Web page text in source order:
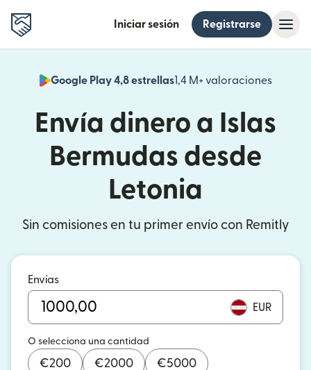
Iniciar sesión Registrarse
Google Play 4,8 estrellas1,4 M+ valoraciones
(se
Envía dinero a Islas
Bermudas desde
Letonia
Sin comisiones en tu primer envío con Remitly
Envías
EUR
O selecciona una cantidad
€200 €2000 €5000